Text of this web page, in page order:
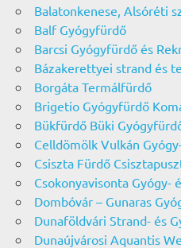
Balatonkenese, Alsóréti
Balf Gyógyfürdő
Barcsi Gyógyfürdő és
Bázakerettyei strand és
Borgáta Termálfürdő
Brigetio Gyógyfürdő
Bükfürdő Büki
Celldömölk Vulkán
Csiszta Fürdő
Csokonyavisonta Gyógy-
Dombóvár – Gunaras
Dunaföldvári Strand- és
Dunaújvárosi Aquantis